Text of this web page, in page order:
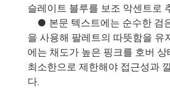
슬레이트 블루를 보조 악센트로
● 본문 텍스트에는 순수한 검
을 사용해 팔레트의 따뜻함을 유
에는 채도가 높은 핑크를 호버
최소한으로 제한해야 접근성과
다.